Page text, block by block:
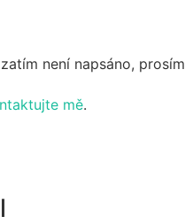
není napsáno, prosím
mě.